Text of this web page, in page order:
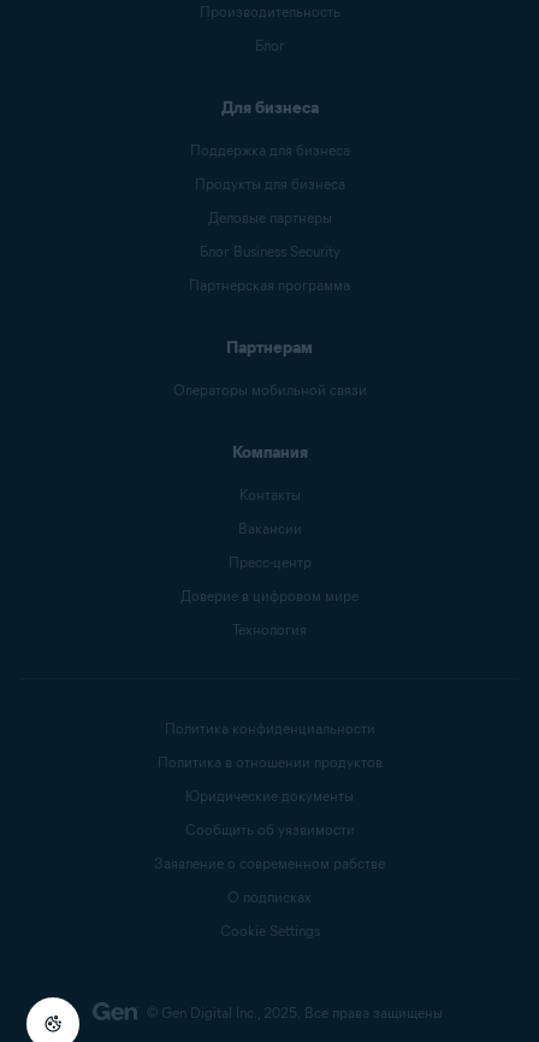
Производительность
Блог
Для бизнеса
Поддержка для бизнеса
Продукты для бизнеса
Деловые партнеры
Блог Business Security
Партнерская программа
Партнерам
Операторы мобильной связи
Компания
Контакты
Вакансии
Пресс-центр
Доверие в цифровом мире
Технология
© Gen Digital Inc., 2025. Все права защищены.
Политика конфиденциальности
Политика в отношении продуктов
Юридические документы
Сообщить об уязвимости
Заявление о современном рабстве
О подписках
Cookie Settings